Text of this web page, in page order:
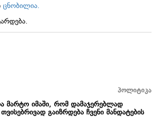
ცნობილია.
პოლიტიკა
მარტო იმაში, რომ დამაჯერებლად
გაიზრდება ჩვენი მანდატების